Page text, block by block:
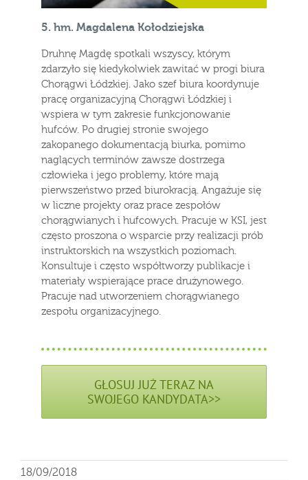
5. hm. Magdalena Kołodziejska
Druhnę Magdę spotkali wszyscy, którym
zdarzyło się kiedykolwiek zawitać w progi biura
Chorągwi Łódzkiej. Jako szef biura koordynuje
pracę organizacyjną Chorągwi Łódzkiej i
wspiera w tym zakresie funkcjonowanie
hufców. Po drugiej stronie swojego
zakopanego dokumentacją biurka, pomimo
naglących terminów zawsze dostrzega
człowieka i jego problemy, które mają
pierwszeństwo przed biurokracją. Angażuje się
w liczne projekty oraz prace zespołów
chorągwianych i hufcowych. Pracuje w KSI, jest
często proszona o wsparcie przy realizacji prób
instruktorskich na wszystkich poziomach.
Konsultuje i często współtworzy publikacje i
materiały wspierające prace drużynowego.
Pracuje nad utworzeniem chorągwianego
zespołu organizacyjnego.
GŁOSUJ JUŻ TERAZ NA
SWOJEGO KANDYDATA>>
18/09/2018